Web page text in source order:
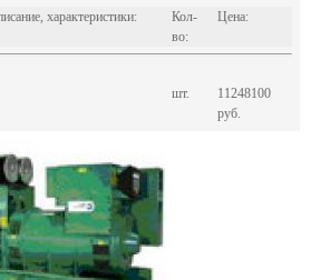
характеристики:
Кол-
во:
Цена:
шт.
11248100
руб.